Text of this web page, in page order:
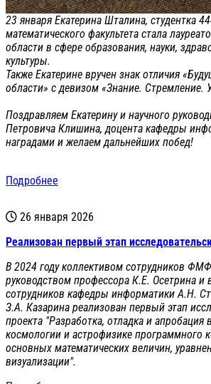
23 января Екатерина Шталина, студентка
математического факультета стала
области в сфере образования, науки,
культуры.
Также Екатерине вручен знак отличия
области» с девизом «Знание. Стремление.
Поздравляем Екатерину и научного
Петровича Клишина, доцента кафедры
наградами и желаем дальнейших побед!
Подробнее
26 января 2026
Реализован первый этап
В 2024 году коллективом сотрудников
руководством профессора К.Е. Осетрина и
сотрудников кафедры информатики А.Н.
З.А. Казарина реализован первый этап
проекта "Разработка, отладка и апробация
космологии и астрофизике программного
основных математических величин,
визуализации".